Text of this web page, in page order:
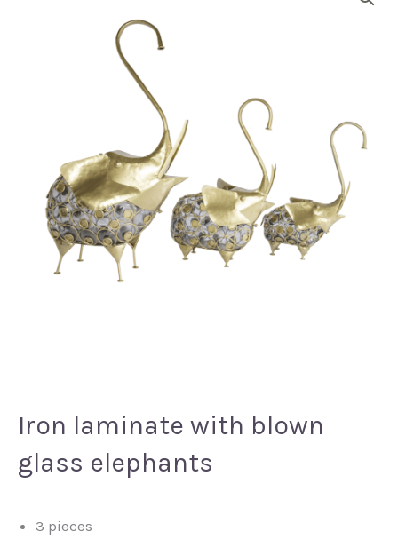
Iron laminate with blown
glass elephants
3 pieces